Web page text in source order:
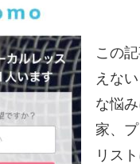
この
えな
な悩
家、
リス